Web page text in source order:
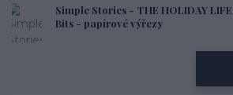
Simple Stories - THE HOLIDAY
Bits - papírové výřezy